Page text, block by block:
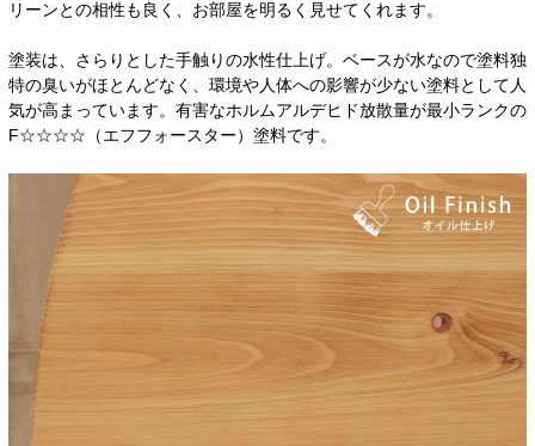
リーンとの相性も良く、お部屋を明るく見せてくれます。
塗装は、さらりとした手触りの水性仕上げ。ベースが水なので塗料独
特の臭いがほとんどなく、環境や人体への影響が少ない塗料として人
気が高まっています。有害なホルムアルデヒド放散量が最小ランクの
F☆☆☆☆（エフフォースター）塗料です。